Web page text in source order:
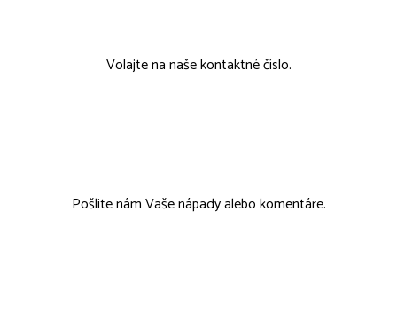
Volajte na naše kontaktné číslo.
Pošlite nám Vaše nápady alebo komentáre.